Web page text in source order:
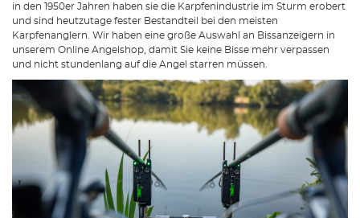
in den 1950er Jahren haben sie die Karpfenindustrie im Sturm erobert
und sind heutzutage fester Bestandteil bei den meisten
Karpfenanglern. Wir haben eine große Auswahl an Bissanzeigern in
unserem Online Angelshop, damit Sie keine Bisse mehr verpassen
und nicht stundenlang auf die Angel starren müssen.